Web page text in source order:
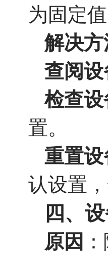
为固定
解决
查阅
检查
置。
重置
认设置
四、
原因